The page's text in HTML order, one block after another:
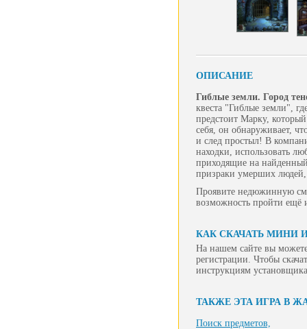
ОПИСАНИЕ
Гиблые земли. Город
квеста "Гиблые земли",
предстоит Марку,
себя, он обнаруживает,
и след простыл! В
находки, использовать
приходящие на найденный
призраки умерших людей,
Проявите недюжинную
возможность пройти ещё
КАК СКАЧАТЬ МИНИ
На нашем сайте вы
регистрации. Чтобы
инструкциям
ТАКЖЕ ЭТА ИГРА В
Поиск предметов,